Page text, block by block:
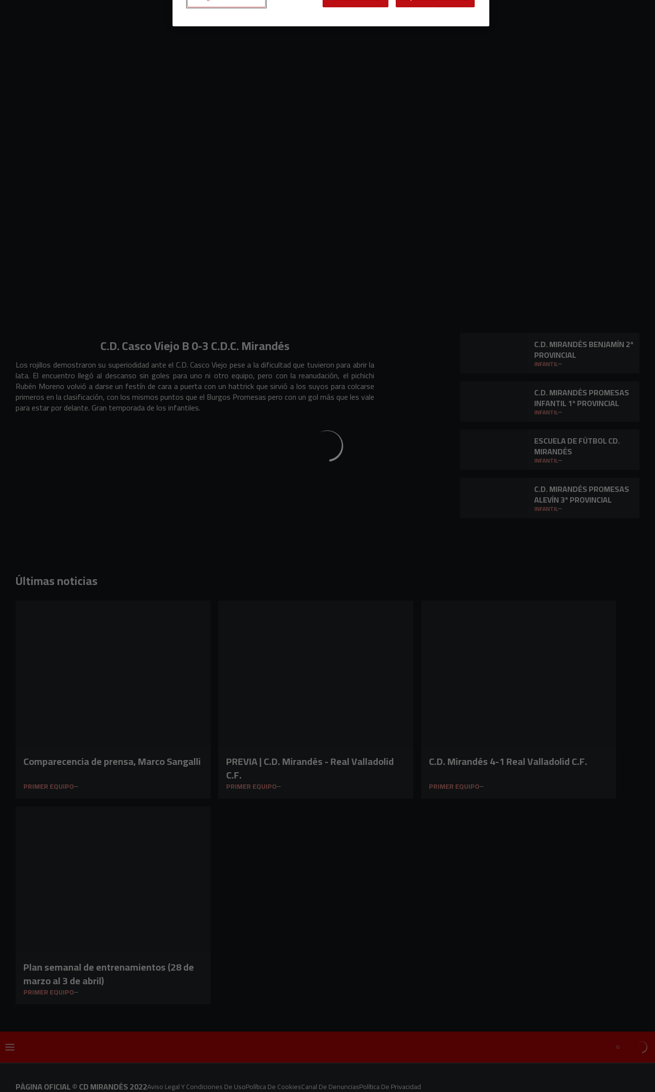
C.D. Casco Viejo B 0-3 C.D.C. Mirandés
Los rojillos demostraron su superiodidad ante el C.D. Casco Viejo pese a la dificultad que tuvieron para abrir la
lata. El encuentro llegó al descanso sin goles para uno ni otro equipo, pero con la reanudación, el pichichi
Rubén Moreno volvió a darse un festín de cara a puerta con un hattrick que sirvió a los suyos para colcarse
primeros en la clasificación, con los mismos puntos que el Burgos Promesas pero con un gol más que les vale
para estar por delante. Gran temporada de los infantiles.
C.D. MIRANDÉS BENJAMÍN 2ª
PROVINCIAL
INFANTIL
C.D. MIRANDÉS PROMESAS
INFANTIL 1ª PROVINCIAL
INFANTIL
ESCUELA DE FÚTBOL CD.
MIRANDÉS
INFANTIL
C.D. MIRANDÉS PROMESAS
ALEVÍN 3ª PROVINCIAL
INFANTIL
Últimas noticias
Comparecencia de prensa, Marco Sangalli
PRIMER EQUIPO
PREVIA | C.D. Mirandés - Real Valladolid
C.F.
PRIMER EQUIPO
C.D. Mirandés 4-1 Real Valladolid C.F.
PRIMER EQUIPO
Plan semanal de entrenamientos (28 de
marzo al 3 de abril)
PRIMER EQUIPO
Aviso Legal Y Condiciones De UsoPolítica De CookiesCanal De DenunciasPolítica De Privacidad
PÀGINA OFICIAL © CD MIRANDÉS 2022